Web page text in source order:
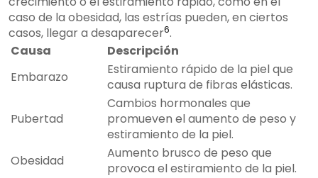
caso de la obesidad, las estrías pueden, en ciertos
casos, llegar a desaparecer6.
Causa
Descripción
Embarazo
Estiramiento rápido de la piel que
causa ruptura de fibras elásticas.
Pubertad
Cambios hormonales que
promueven el aumento de peso y
estiramiento de la piel.
Obesidad
Aumento brusco de peso que
provoca el estiramiento de la piel.